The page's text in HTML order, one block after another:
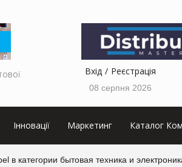
Вхід Реєстрація
08 серпня 2026
Інновації Маркетинг Каталог
в категории бытовая техника и